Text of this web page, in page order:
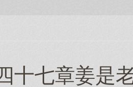
十七章姜是